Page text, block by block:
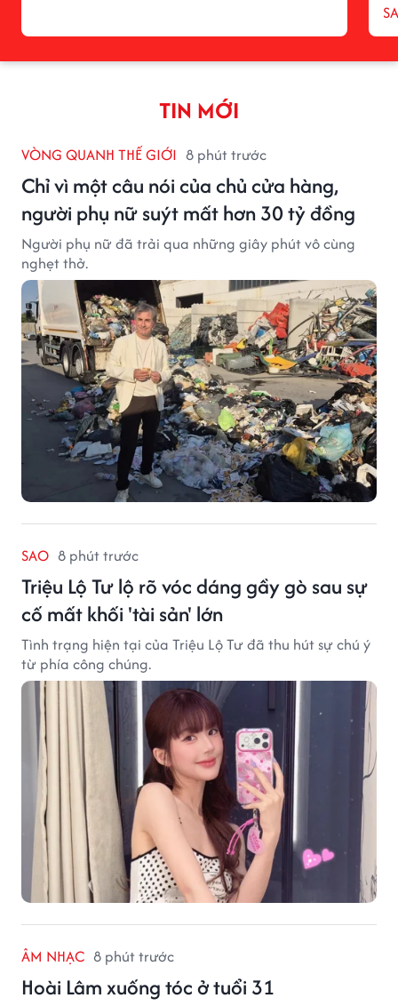
TIN MỚI
VÒNG QUANH THẾ GIỚI 8 phút trước
Chỉ vì một câu nói của chủ cửa hàng,
người phụ nữ suýt mất hơn 30 tỷ đồng
Người phụ nữ đã trải qua những giây phút vô cùng
nghẹt thở.
SAO 8 phút trước
Triệu Lộ Tư lộ rõ vóc dáng gầy gò sau sự
cố mất khối 'tài sản' lớn
Tình trạng hiện tại của Triệu Lộ Tư đã thu hút sự chú ý
từ phía công chúng.
ÂM NHẠC 8 phút trước
Hoài Lâm xuống tóc ở tuổi 31